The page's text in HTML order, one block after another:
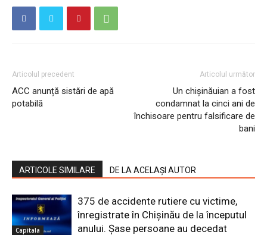
Articolul precedent
ACC anunță sistări de apă
potabilă
Articolul următor
Un chișinăuian a fost
condamnat la cinci ani de
închisoare pentru falsificare de
bani
ARTICOLE SIMILARE DE LA ACELAȘI AUTOR
Capitala
375 de accidente rutiere cu victime,
înregistrate în Chișinău de la începutul
anului. Șase persoane au decedat